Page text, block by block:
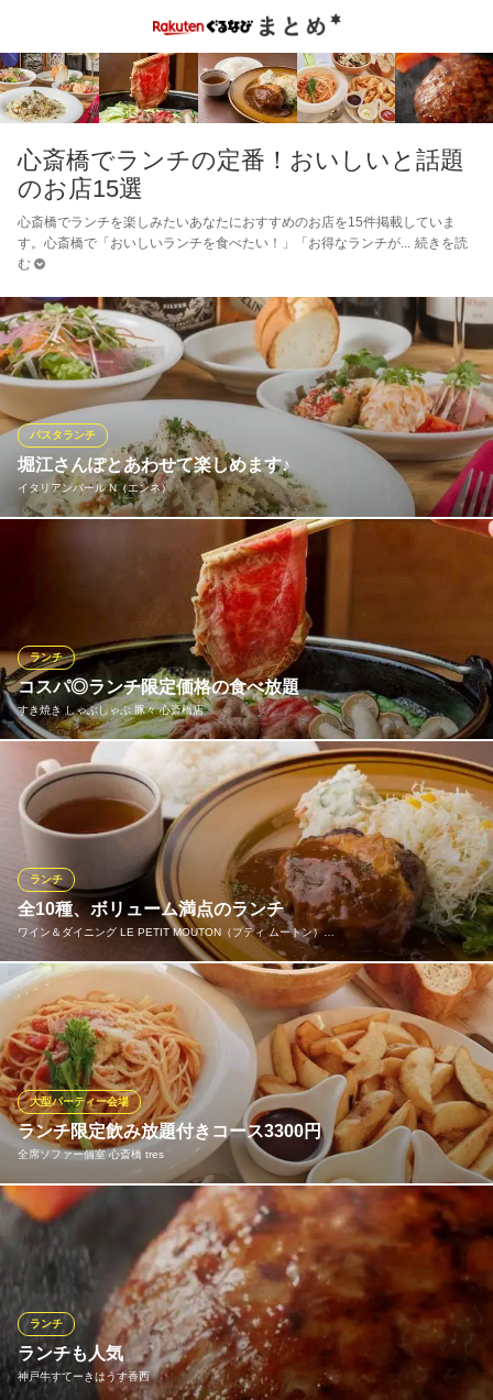
心斎橋でランチの定番！おいしいと話題
のお店15選
心斎橋でランチを楽しみたいあなたにおすすめのお店を15件掲載していま
す。心斎橋で「おいしいランチを食べたい！」「お得なランチが
続きを読
む
堀江さんぽとあわせて楽しめます♪
イタリアンバール N（エンネ）
パスタランチ
当店のランチはパスタ2種またはリゾットなどの日替わりメニュー
全3種から選べるスタイルです。例えば、ある日のランチは「ベー
コンと大葉のトマトクリーム」や「鶏ミンチとキノコのクリーム
リゾット」などからチョイス。また、休日は前菜が付くプチ贅沢
ランチやメイン付きの豪華ランチをご提供！
おすすめランチメニュー
Aランチ
1,100円(税込)
Bランチ
1,300円(税込)
1,600円(税込)
ランチメニューをもっと見る
イタリアンバール N（エンネ）
イタリア料理とワイン
大阪メトロ長堀鶴見緑地線西長堀駅 徒歩7分
大阪府大阪市西区南堀江2-10-6
コスパ◎ランチ限定価格の食べ放題
すき焼き しゃぶしゃぶ 豚々 心斎橋店
ランチ
当店では、国産和牛や宮崎牛の特選ロース、サーロインなど極上
のお肉がランチでも食べ放題！厳選されたお肉や旬の食材の美味
しさを引き出したすき焼きをご堪能いただけます。ランチならで
はのお得な価格でお楽しみいただけるのも嬉しいポイント。日々
の自分を労わるご褒美ランチ他、会食やお昼のお集まりにもぴっ
たりです◎
すき焼き しゃぶしゃぶ 豚々 心斎橋店
黒毛和牛食べ放題
大阪メトロ御堂筋線心斎橋駅 徒歩4分
大阪府大阪市中央区東心斎橋1-13-23 日宝イルストリート3F
全10種、ボリューム満点のランチ
ワイン＆ダイニング LE PETIT MOUTON（プティ ムートン）…
ランチ
ボリューム満点のランチ。全てのランチに、スープ、サラダ、ラ
イスorパンが付きます
ワイン＆ダイニング LE PETIT MOUTON（プティ ムート
ン）堀江
おいしいワインと楽しむ
大阪メトロ長堀鶴見緑地線西大橋駅 徒歩4分
大阪府大阪市西区北堀江2-3-13 レスポワール北堀江
ランチ限定飲み放題付きコース3300円
全席ソファー個室 心斎橋 tres
大型パーティー会場
ランチタイムに飲み放題９０分付きコース！ 生ハムのシーザーサ
ラダ、３種ソースのポテトフライ、バゲット、自家製トマトソー
スのパスタ 大ボリュームのコースです！
※こちらは昼のみのこだわりです。
全席ソファー個室 心斎橋 tres
誕生日 テーブルアート
大阪メトロ御堂筋線心斎橋駅 徒歩3分
ランチも人気
神戸牛すてーきはうす香西
ランチ